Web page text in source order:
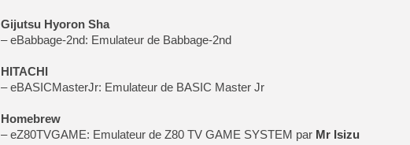
Gijutsu Hyoron Sha
– eBabbage-2nd: Emulateur de Babbage-2nd
HITACHI
– eBASICMasterJr: Emulateur de BASIC Master Jr
Homebrew
– eZ80TVGAME: Emulateur de Z80 TV GAME SYSTEM par Mr Isizu